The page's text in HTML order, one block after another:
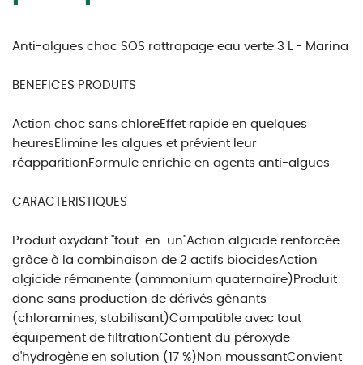
Anti-algues choc SOS rattrapage eau verte 3 L - Marina
BENEFICES PRODUITS
Action choc sans chloreEffet rapide en quelques
heuresElimine les algues et prévient leur
réapparitionFormule enrichie en agents anti-algues
CARACTERISTIQUES
Produit oxydant "tout-en-un"Action algicide renforcée
grâce à la combinaison de 2 actifs biocidesAction
algicide rémanente (ammonium quaternaire)Produit
donc sans production de dérivés gênants
(chloramines, stabilisant)Compatible avec tout
équipement de filtrationContient du péroxyde
d'hydrogène en solution (17 %)Non moussantConvient